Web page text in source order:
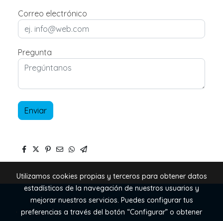
Correo electrónico
Pregunta
Enviar
Utilizamos cookies propias y terceros para obtener datos
estadísticos de la navegación de nuestros usuarios y
mejorar nuestros servicios. Puedes configurar tus
preferencias a través del botón “Configurar” o obtener